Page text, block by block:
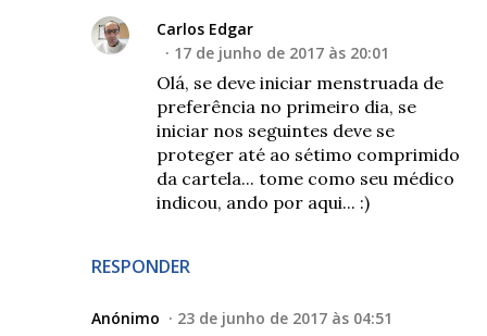
RESPONDER
Carlos Edgar
17 de junho de 2017 às 20:01
Olá, se deve iniciar menstruada de
preferência no primeiro dia, se
iniciar nos seguintes deve se
proteger até ao sétimo comprimido
da cartela... tome como seu médico
indicou, ando por aqui... :)
Anónimo 23 de junho de 2017 às 04:51